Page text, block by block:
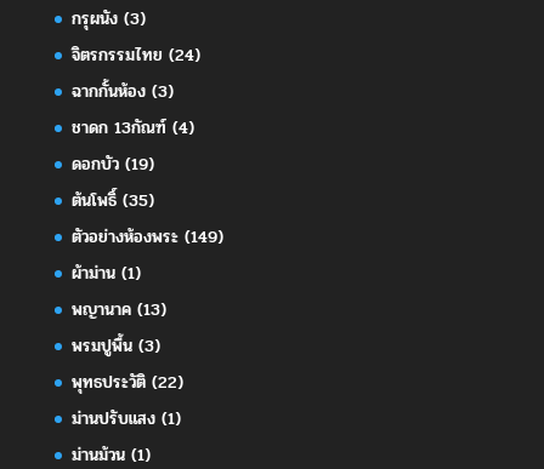
กรุผนัง(3)
จิตรกรรมไทย (24)
ฉากกั้นห้อง(3)
ชาดก 13กัณฑ์(4)
ดอกบัว(19)
ต้นโพธิ์(35)
ตัวอย่างห้องพระ(149)
ผ้าม่าน(1)
พญานาค(13)
พรมปูพื้น(3)
พุทธประวัติ(22)
ม่านปรับแสง(1)
ม่านม้วน(1)